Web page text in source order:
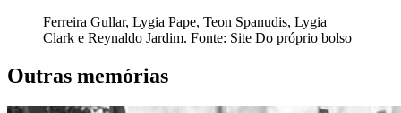
Ferreira Gullar, Lygia Pape, Teon Spanudis, Lygia
Clark e Reynaldo Jardim. Fonte: Site Do próprio bolso
Outras memórias